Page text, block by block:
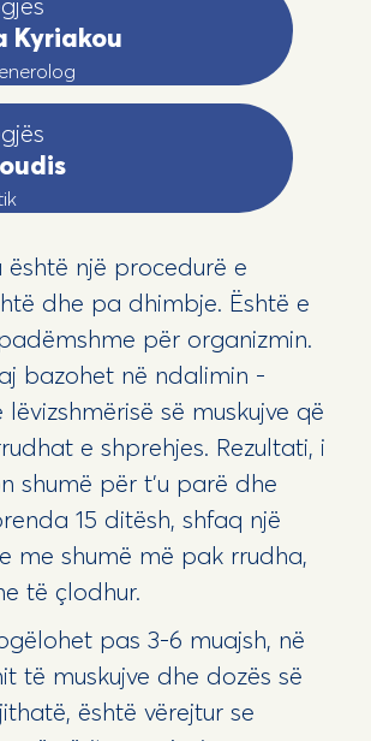
Kyriakou
është një procedurë e
dhe pa dhimbje. Është e
për organizmin.
bazohet në ndalimin -
së muskujve që
e shprehjes. Rezultati, i
shumë për t'u parë dhe
15 ditësh, shfaq një
me shumë më pak rrudha,
të çlodhur.
pas 3-6 muajsh, në
të muskujve dhe dozës së
është vërejtur se